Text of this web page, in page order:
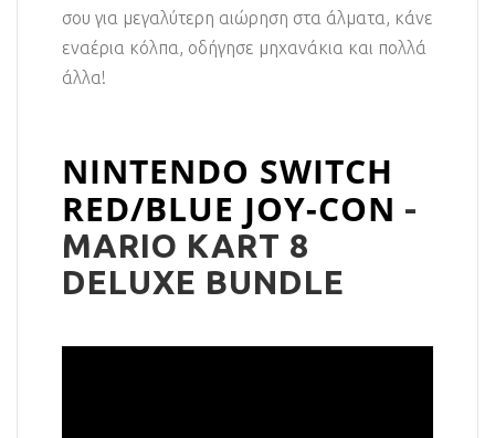
σου για μεγαλύτερη αιώρηση στα άλματα, κάνε
εναέρια κόλπα, οδήγησε μηχανάκια και πολλά
άλλα!
NINTENDO SWITCH
RED/BLUE JOY-CON -
MARIO KART 8
DELUXE BUNDLE